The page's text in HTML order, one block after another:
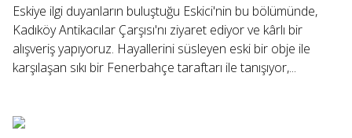
Eskiye ilgi duyanların buluştuğu Eskici'nin bu bölümünde,
Kadıköy Antikacılar Çarşısı'nı ziyaret ediyor ve kârlı bir
alışveriş yapıyoruz. Hayallerini süsleyen eski bir obje ile
karşılaşan sıkı bir Fenerbahçe taraftarı ile tanışıyor,...